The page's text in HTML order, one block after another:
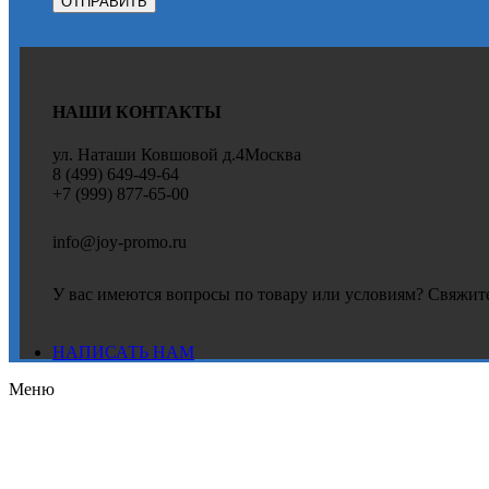
НАШИ КОНТАКТЫ
ул. Наташи Ковшовой д.4Москва
8 (499) 649-49-64
+7 (999) 877-65-00
info@joy-promo.ru
У вас имеются вопросы по товару или условиям?
НАПИСАТЬ НАМ
Меню